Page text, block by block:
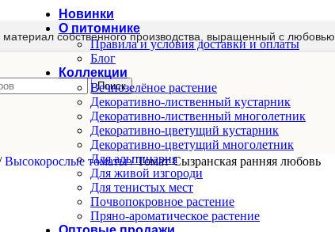
собственного производства, выращенный с любовью.
Поиск
Новинки
О питомнике
Правила и условия доставки и оплаты
Блог
Коллекции
Вечнозелёное растение
Декоративно-лиственный кустарник
Декоративно-лиственный многолетник
Декоративно-цветущий кустарник
Декоративно-цветущий многолетник
Для альпинария
Для живой изгороди
Для тенистых мест
Почвопокровное растение
Пряно-ароматическое растение
Высокорослые томаты/ Томат Сызранская ранняя любовь